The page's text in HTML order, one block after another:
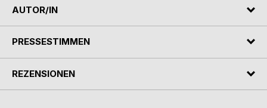
AUTOR/IN
PRESSESTIMMEN
REZENSIONEN